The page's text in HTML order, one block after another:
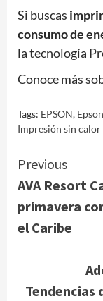
Si buscas
consumo de
la tecnología
Conoce más
Tags: EPSON,
Impresión sin calor
Continue
Reading
Previous
AVA Resort
primavera
el Caribe